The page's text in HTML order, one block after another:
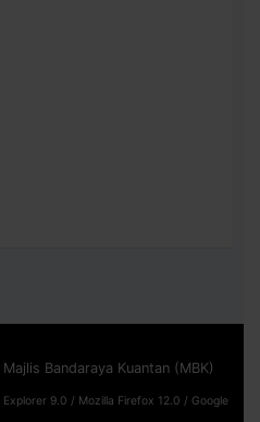
Bandaraya Kuantan (MBK)
9.0 / Mozilla Firefox 12.0 / Google